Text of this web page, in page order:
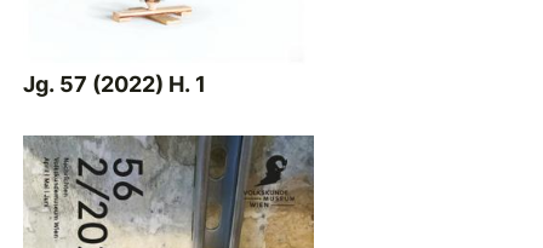
Jg. 57 (2022) H. 1